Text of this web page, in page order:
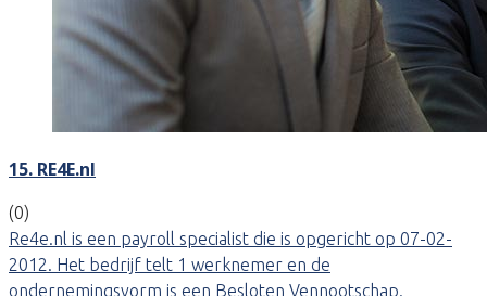
15. RE4E.nl
(0)
Re4e.nl is een payroll specialist die is opgericht op 07-02-
2012. Het bedrijf telt 1 werknemer en de
ondernemingsvorm is een Besloten Vennootschap.